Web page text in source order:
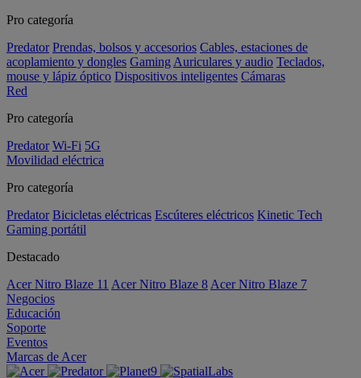
Pro categoría
Predator Prendas, bolsos y accesorios Cables, estaciones de
acoplamiento y dongles Gaming Auriculares y audio Teclados,
mouse y lápiz óptico Dispositivos inteligentes Cámaras
Red
Pro categoría
Predator Wi-Fi 5G
Movilidad eléctrica
Pro categoría
Predator Bicicletas eléctricas Escúteres eléctricos Kinetic Tech
Gaming portátil
Destacado
Acer Nitro Blaze 11 Acer Nitro Blaze 8 Acer Nitro Blaze 7
Negocios
Educación
Soporte
Eventos
Marcas de Acer